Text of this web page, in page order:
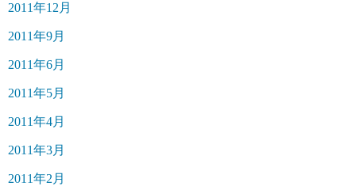
2011年12月
2011年9月
2011年6月
2011年5月
2011年4月
2011年3月
2011年2月